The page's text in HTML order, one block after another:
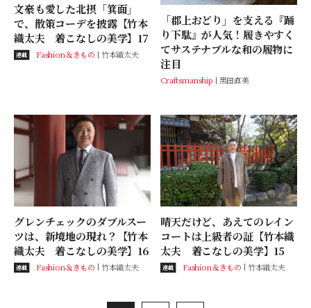
文豪も愛した北摂「箕面」
で、散策コーデを披露【竹本
織太夫 着こなしの美学】17
連載 Fashion＆きもの 竹本織太夫
「郡上おどり」を支える『踊
り下駄』が人気！履きやすく
てサステナブルな和の履物に
注目
Craftsmanship 黒田直美
グレンチェックのダブルスー
ツは、新境地の現れ？【竹本
織太夫 着こなしの美学】16
連載 Fashion＆きもの 竹本織太夫
晴天だけど、あえてのレイン
コートは上級者の証【竹本織
太夫 着こなしの美学】15
連載 Fashion＆きもの 竹本織太夫